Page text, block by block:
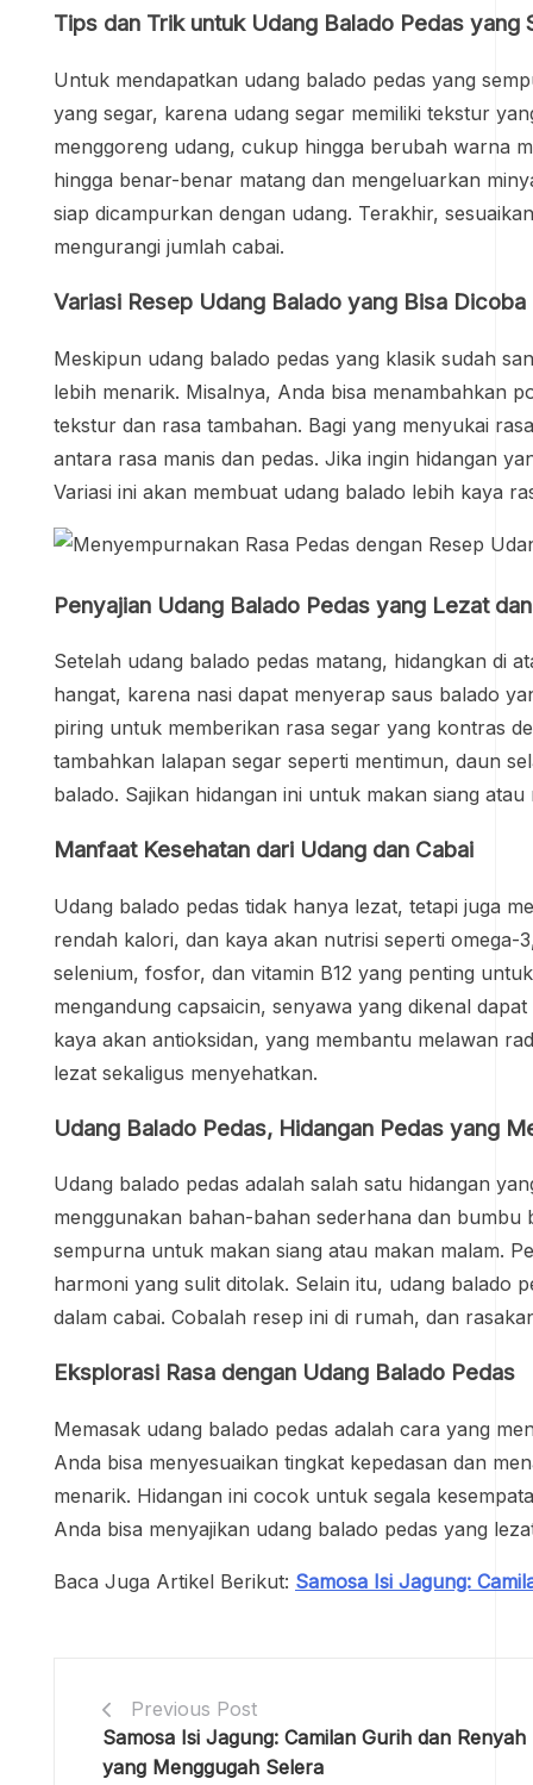
Tips dan Trik untuk Udang Balado Pedas yang
Untuk mendapatkan udang balado pedas yang
yang segar, karena udang segar memiliki tekstur
menggoreng udang, cukup hingga berubah warna
hingga benar-benar matang dan mengeluarkan
siap dicampurkan dengan udang. Terakhir,
mengurangi jumlah cabai.
Variasi Resep Udang Balado yang Bisa Dicoba
Meskipun udang balado pedas yang klasik sudah
lebih menarik. Misalnya, Anda bisa menambahkan
tekstur dan rasa tambahan. Bagi yang menyukai
antara rasa manis dan pedas. Jika ingin hidangan
Variasi ini akan membuat udang balado lebih kaya
Penyajian Udang Balado Pedas yang Lezat
Setelah udang balado pedas matang, hidangkan di
hangat, karena nasi dapat menyerap saus balado
piring untuk memberikan rasa segar yang kontras
tambahkan lalapan segar seperti mentimun, daun
balado. Sajikan hidangan ini untuk makan siang
Manfaat Kesehatan dari Udang dan Cabai
Udang balado pedas tidak hanya lezat, tetapi juga
rendah kalori, dan kaya akan nutrisi seperti omega-
selenium, fosfor, dan vitamin B12 yang penting
mengandung capsaicin, senyawa yang dikenal
kaya akan antioksidan, yang membantu melawan
lezat sekaligus menyehatkan.
Udang Balado Pedas, Hidangan Pedas yang
Udang balado pedas adalah salah satu hidangan
menggunakan bahan-bahan sederhana dan
sempurna untuk makan siang atau makan malam.
harmoni yang sulit ditolak. Selain itu, udang balado
dalam cabai. Cobalah resep ini di rumah, dan
Eksplorasi Rasa dengan Udang Balado Pedas
Memasak udang balado pedas adalah cara yang
Anda bisa menyesuaikan tingkat kepedasan dan
menarik. Hidangan ini cocok untuk segala
Anda bisa menyajikan udang balado pedas yang
Baca Juga Artikel Berikut: Samosa Isi Jagung:
Previous Post
Samosa Isi Jagung: Camilan Gurih dan Renyah
yang Menggugah Selera